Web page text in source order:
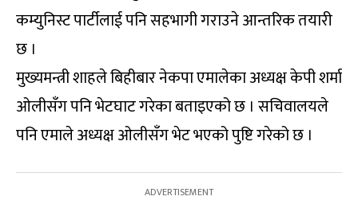
कम्युनिस्ट पार्टीलाई पनि सहभागी गराउने आन्तरिक तयारी
छ ।
मुख्यमन्त्री शाहले बिहीबार नेकपा एमालेका अध्यक्ष केपी शर्मा
ओलीसँग पनि भेटघाट गरेका बताइएको छ । सचिवालयले
पनि एमाले अध्यक्ष ओलीसँग भेट भएको पुष्टि गरेको छ ।